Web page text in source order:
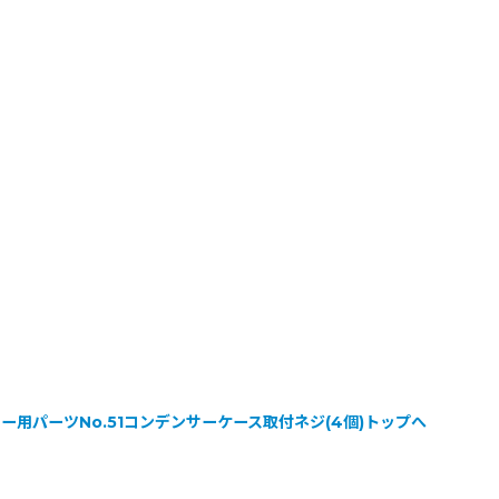
パーツNo.51コンデンサーケース取付ネジ(4個)トップへ